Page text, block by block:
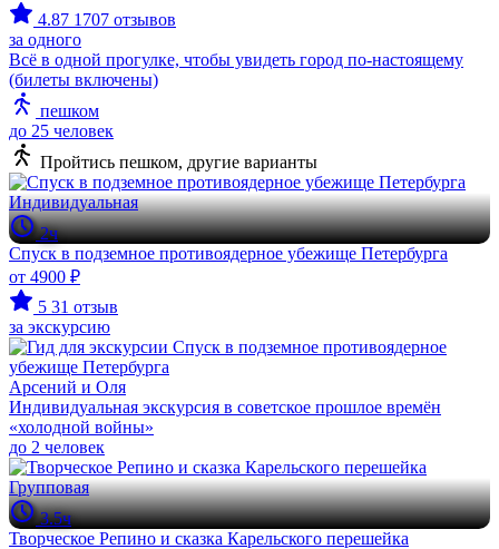
4.87 1707 отзывов
за одного
Всё в одной прогулке, чтобы увидеть город по-настоящему
(билеты включены)
пешком
до 25 человек
Пройтись пешком, другие варианты
Индивидуальная
2ч
Спуск в подземное противоядерное убежище Петербурга
от 4900 ₽
5 31 отзыв
за экскурсию
Арсений и Оля
Индивидуальная экскурсия в советское прошлое времён
«холодной войны»
до 2 человек
Групповая
3.5ч
Творческое Репино и сказка Карельского перешейка